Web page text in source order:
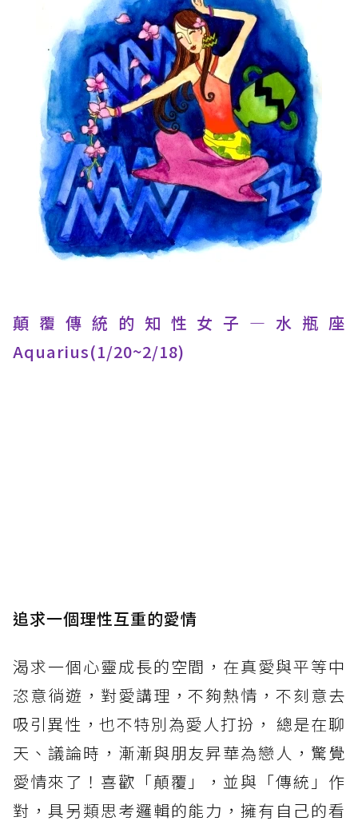
顛覆傳統的知性女子—水瓶座
Aquarius(1/20~2/18)
追求一個理性互重的愛情
渴求一個心靈成長的空間，在真愛與平等中
恣意徜遊，對愛講理，不夠熱情，不刻意去
吸引異性，也不特別為愛人打扮， 總是在聊
天、議論時，漸漸與朋友昇華為戀人，驚覺
愛情來了！喜歡「顛覆」，並與「傳統」作
對，具另類思考邏輯的能力，擁有自己的看